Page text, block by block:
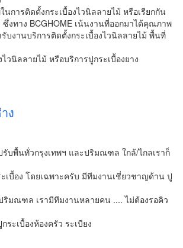
นการติดตั้งกระเบื้องไวนิลลายไม้ หรือเรียกกัน
ซึ่งทาง BCGHOME เน้นงานที่ออกมาได้คุณภาพ
รับงานบริการติดตั้งกระเบื้องไวนิลลายไม้ พื้นที่
วนิลลายไม้ หรือบริการปูกระเบื้องยาง
ง
รับพื้นทั่วกรุงเทพฯ และปริมณฑล ใกล้/ไกลเราก็
เบื้อง โดยเฉพาะครับ มีทีมงานเชี่ยวชาญด้าน ปู
ริมณฑล เรามีทีมงานหลายคน .... ไม่ต้องรอคิว
ระเบื้องห้องครัว ระเบียง